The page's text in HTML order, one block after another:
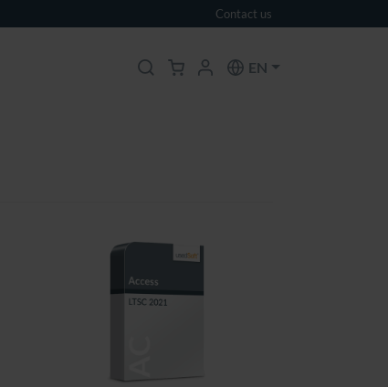
Contact us
EN